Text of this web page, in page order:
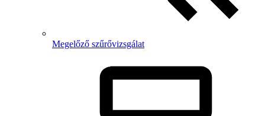
Megelőző szűrővizsgálat